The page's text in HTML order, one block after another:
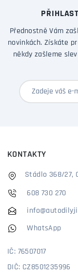
Přednostně Vám
novinkách. Získáte
někdy zašleme
KONTAKTY
Stádlo 368/27,
608 730 270
WhatsApp
IČ: 76507017
DIČ: CZ8501235996